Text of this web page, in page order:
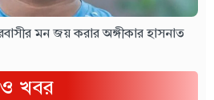
মন জয় করার অঙ্গীকার হাসনাত
খবর